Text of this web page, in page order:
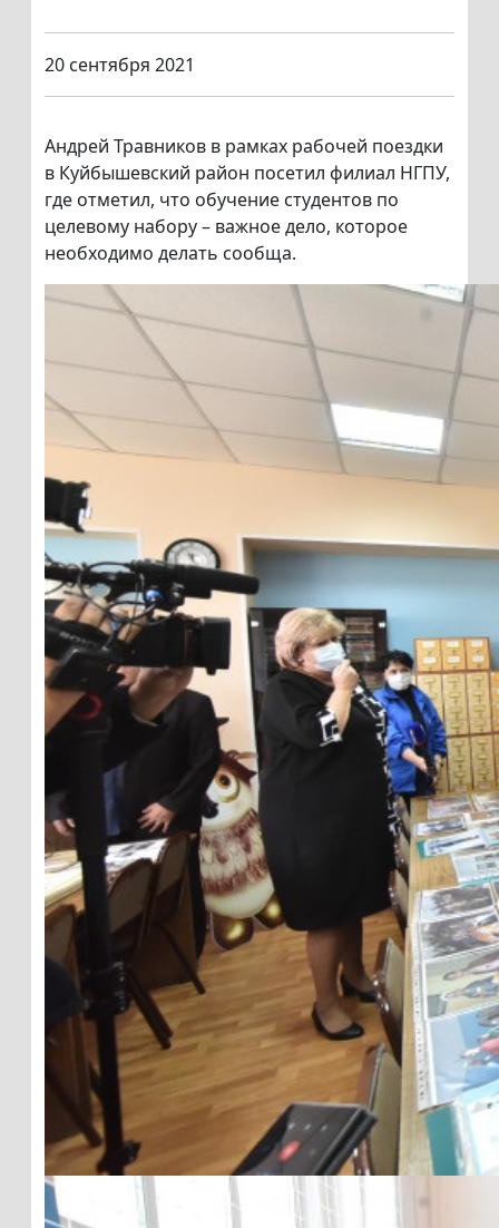
20 сентября 2021
Андрей Травников в рамках рабочей поездки
в Куйбышевский район посетил филиал НГПУ,
где отметил, что обучение студентов по
целевому набору – важное дело, которое
необходимо делать сообща.